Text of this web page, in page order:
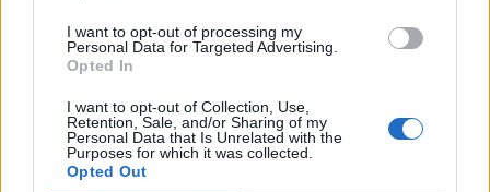
I want to opt-out of processing my
Personal Data for Targeted Advertising.
Opted In
I want to opt-out of Collection, Use,
Retention, Sale, and/or Sharing of my
Personal Data that Is Unrelated with the
Purposes for which it was collected.
Opted Out
Cipele su mu bile teške na zemljanom putu – istom tlu gdje
sve što je imao.
Uspjeh ga je odveo daleko.